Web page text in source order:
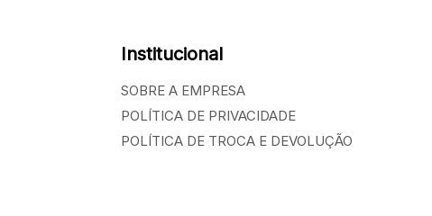
Institucional
SOBRE A EMPRESA
POLÍTICA DE PRIVACIDADE
POLÍTICA DE TROCA E DEVOLUÇÃO